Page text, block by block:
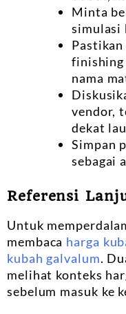
Minta
simulasi
finishing
nama
vendor,
dekat
Simpan
sebagai
Referensi
Untuk
membaca harga
kubah galvalum.
melihat konteks
sebelum masuk ke